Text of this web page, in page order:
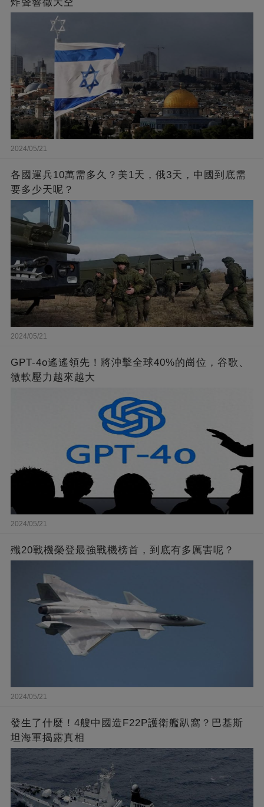
2024/05/21
各國運兵10萬需多久？美1天，俄3天，中國到底需
要多少天呢？
2024/05/21
GPT-4o遙遙領先！將沖擊全球40%的崗位，谷歌、
微軟壓力越來越大
2024/05/21
殲20戰機榮登最強戰機榜首，到底有多厲害呢？
2024/05/21
發生了什麼！4艘中國造F22P護衛艦趴窩？巴基斯
坦海軍揭露真相